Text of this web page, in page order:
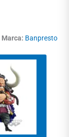
Marca: Banpresto